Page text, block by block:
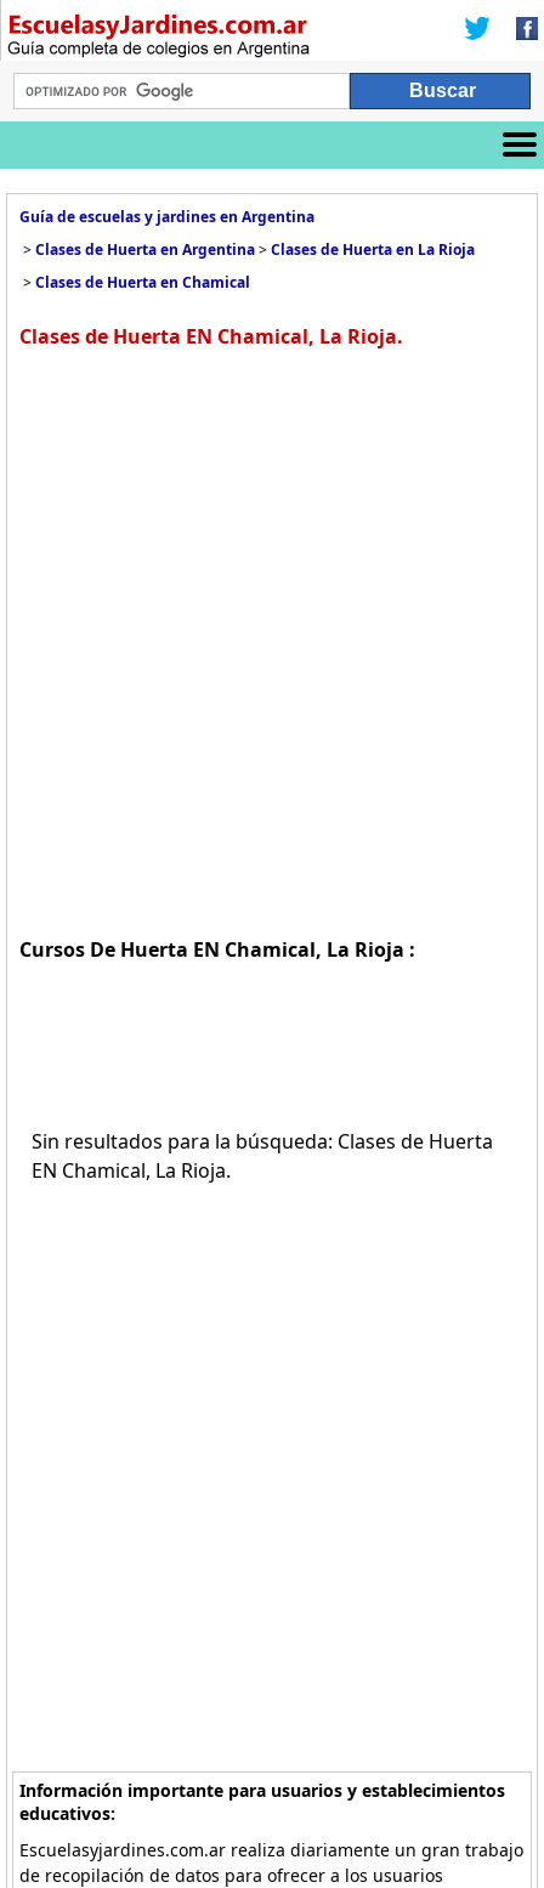
Guía de escuelas y jardines en Argentina
>Clases de Huerta en Argentina>Clases de Huerta en La Rioja
>Clases de Huerta en Chamical
Clases de Huerta EN Chamical, La Rioja.
Cursos De Huerta EN Chamical, La Rioja :
Sin resultados para la búsqueda: Clases de Huerta
EN Chamical, La Rioja.
Información importante para usuarios y establecimientos
educativos:
Escuelasyjardines.com.ar realiza diariamente un gran trabajo
de recopilación de datos para ofrecer a los usuarios